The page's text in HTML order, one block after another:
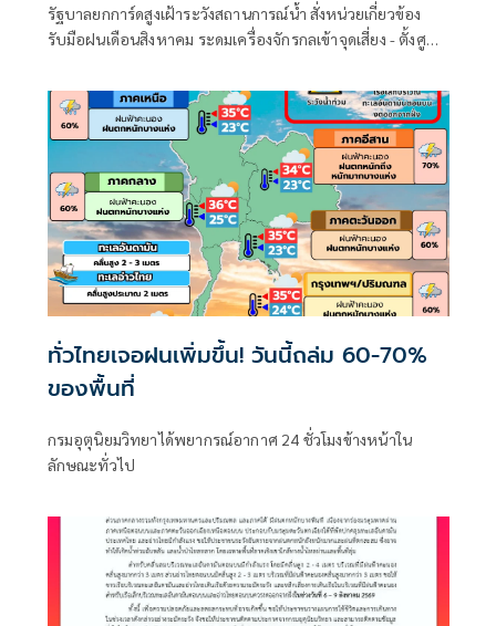
รัฐบาลยกการ์ดสูงเฝ้าระวังสถานการณ์น้ำ สั่งหน่วยเกี่ยวข้อง
รับมือฝนเดือนสิงหาคม ระดมเครื่องจักรกลเข้าจุดเสี่ยง - ตั้งศูนย์
ทั่วไทยเจอฝนเพิ่มขึ้น! วันนี้ถล่ม 60-70%
ของพื้นที่
กรมอุตุนิยมวิทยาได้พยากรณ์อากาศ 24 ชั่วโมงข้างหน้าใน
ลักษณะทั่วไป